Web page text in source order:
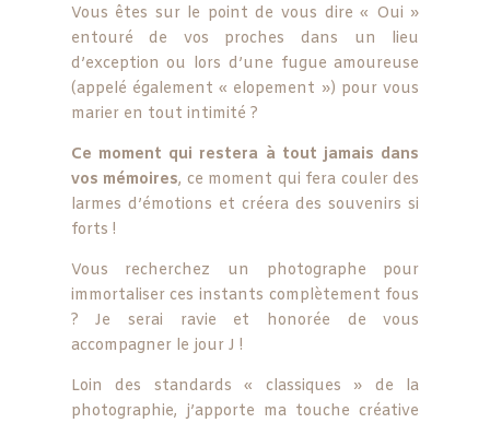
Vous êtes sur le point de vous dire « Oui »
entouré de vos proches dans un lieu
d’exception ou lors d’une fugue amoureuse
(appelé également « elopement ») pour vous
marier en tout intimité ?
Ce moment qui restera à tout jamais dans
vos mémoires, ce moment qui fera couler des
larmes d’émotions et créera des souvenirs si
forts !
Vous recherchez un photographe pour
immortaliser ces instants complètement fous
? Je serai ravie et honorée de vous
accompagner le jour J !
Loin des standards « classiques » de la
photographie, j’apporte ma touche créative